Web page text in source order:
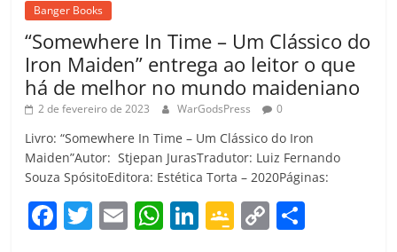
Banger Books
“Somewhere In Time – Um Clássico do
Iron Maiden” entrega ao leitor o que
há de melhor no mundo maideniano
2 de fevereiro de 2023 WarGodsPress 0
Livro: “Somewhere In Time – Um Clássico do Iron
Maiden”Autor: Stjepan JurasTradutor: Luiz Fernando
Souza SpósitoEditora: Estética Torta – 2020Páginas:
F T E W Li G C